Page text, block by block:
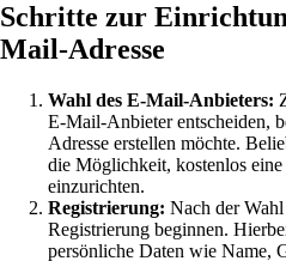
Schritte zur
Mail-Adresse
Wahl des E-Mail-Anbieters:
E-Mail-Anbieter entscheiden,
Adresse erstellen möchte.
die Möglichkeit, kostenlos
einzurichten.
Registrierung: Nach der
Registrierung beginnen.
persönliche Daten wie Name,